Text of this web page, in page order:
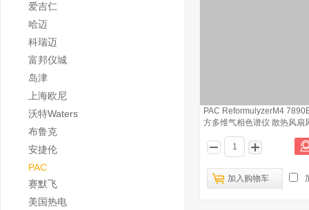
爱吉仁
哈迈
科瑞迈
富邦仪城
岛津
上海欧尼
沃特Waters
布鲁克
安捷伦
PAC
赛默飞
美国热电
PAC ReformulyzerM4
方多维气相色谱仪 散热风扇
加入购物车